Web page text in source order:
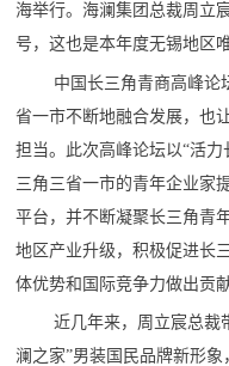
海举行。海澜集团总裁周立
号，这也是本年度无锡地区
中国长三角青商高峰论
省一市不断地融合发展，也
担当。此次高峰论坛以“活
三角三省一市的青年企业家
平台，并不断凝聚长三角青
地区产业升级，积极促进长
体优势和国际竞争力做出贡献
近几年来，周立宸总裁
澜之家”男装国民品牌新形